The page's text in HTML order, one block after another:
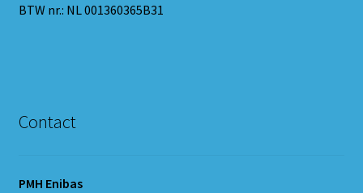
BTW nr.: NL 001360365B31
Contact
PMH Enibas